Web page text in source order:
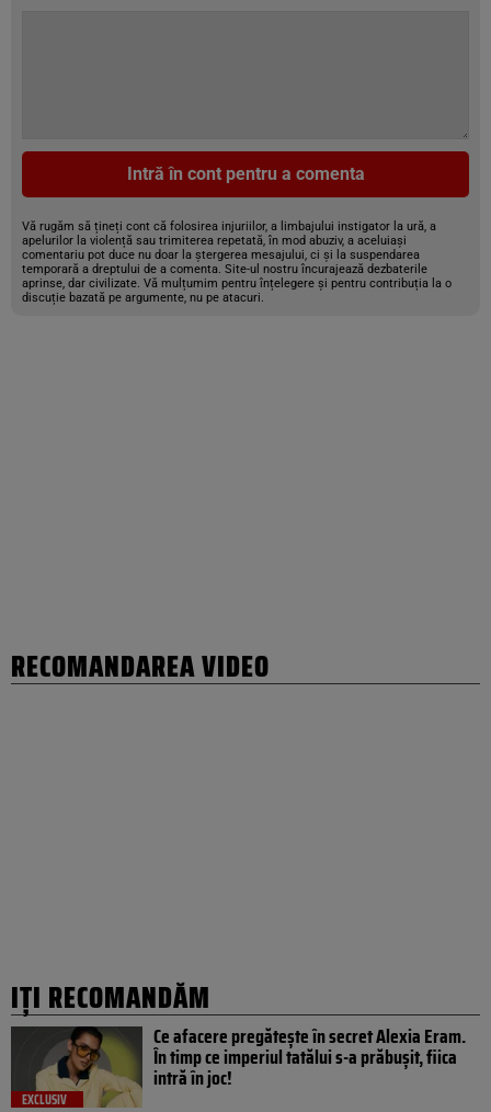
Intră în cont pentru a comenta
Vă rugăm să țineți cont că folosirea injuriilor, a limbajului instigator la ură, a
apelurilor la violență sau trimiterea repetată, în mod abuziv, a aceluiași
comentariu pot duce nu doar la ștergerea mesajului, ci și la suspendarea
temporară a dreptului de a comenta. Site-ul nostru încurajează dezbaterile
aprinse, dar civilizate. Vă mulțumim pentru înțelegere și pentru contribuția la o
discuție bazată pe argumente, nu pe atacuri.
RECOMANDAREA VIDEO
IȚI RECOMANDĂM
EXCLUSIV
Ce afacere pregătește în secret Alexia Eram.
În timp ce imperiul tatălui s-a prăbușit, fiica
intră în joc!